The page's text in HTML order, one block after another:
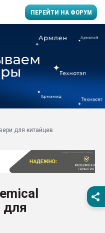
ПЕРЕЙТИ НА ФОРУМ
Вакуум-формовочные
28.07.2026
Всё, что касается
бутылок
Материал поверхности
вакуумного
для китайцев
для